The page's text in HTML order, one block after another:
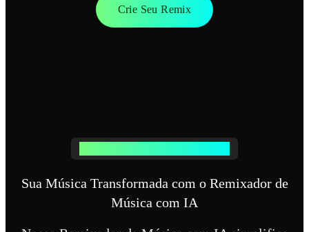
Crie Seu Remix
Sua Música Transformada com o Remixador de
Música com IA